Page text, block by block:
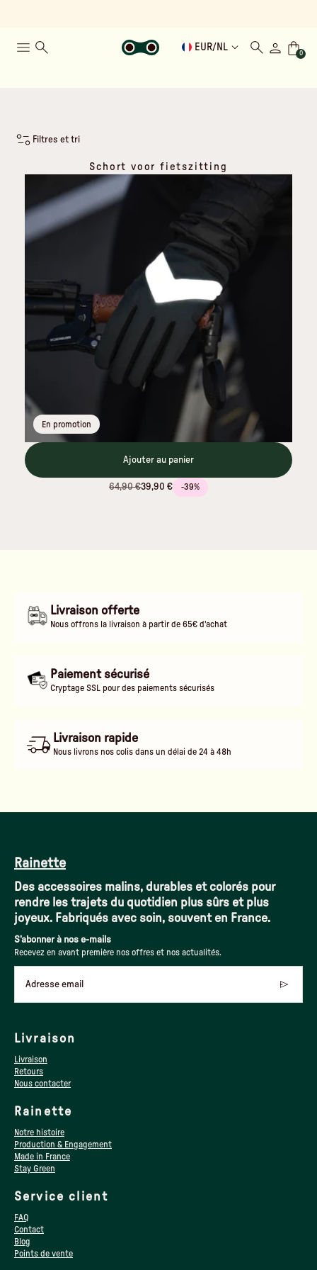
EUR/ NL
0
Filtres et tri
Schort voor fietszitting
En promotion
Ajouter au panier
64,90 €39,90 € -39%
Livraison offerte
Nous offrons la livraison à partir de 65€ d'achat
Paiement sécurisé
Cryptage SSL pour des paiements sécurisés
Livraison rapide
Nous livrons nos colis dans un délai de 24 à 48h
Rainette
Des accessoires malins, durables et colorés pour
rendre les trajets du quotidien plus sûrs et plus
joyeux. Fabriqués avec soin, souvent en France.
S'abonner à nos e-mails
Recevez en avant première nos offres et nos actualités.
Adresse email
Livraison
Livraison
Retours
Nous contacter
Rainette
Notre histoire
Production & Engagement
Made in France
Stay Green
Service client
FAQ
Contact
Blog
Points de vente